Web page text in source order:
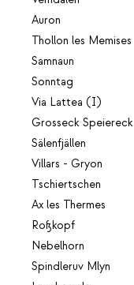
Auron
Thollon les Memises
Samnaun
Sonntag
Via Lattea (I)
Grosseck Speiereck
Sälenfjällen
Villars - Gryon
Tschiertschen
Ax les Thermes
Roßkopf
Nebelhorn
Spindleruv Mlyn